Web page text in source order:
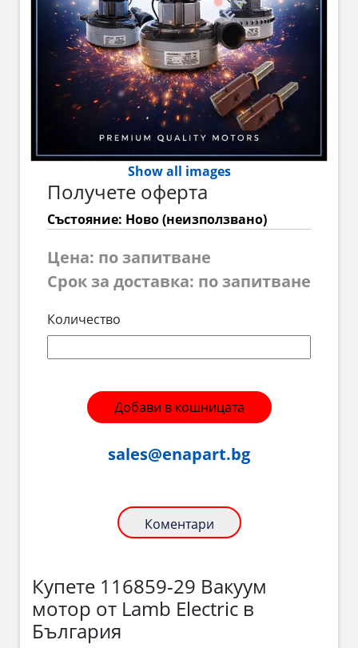
Show all images
Получете оферта
Състояние: Ново (неизползвано)
Цена: по запитване
Срок за доставка: по запитване
Количество
Добави в кошницата
sales@enapart.bg
Коментари
Купете 116859-29 Вакуум
мотор от Lamb Electric в
България